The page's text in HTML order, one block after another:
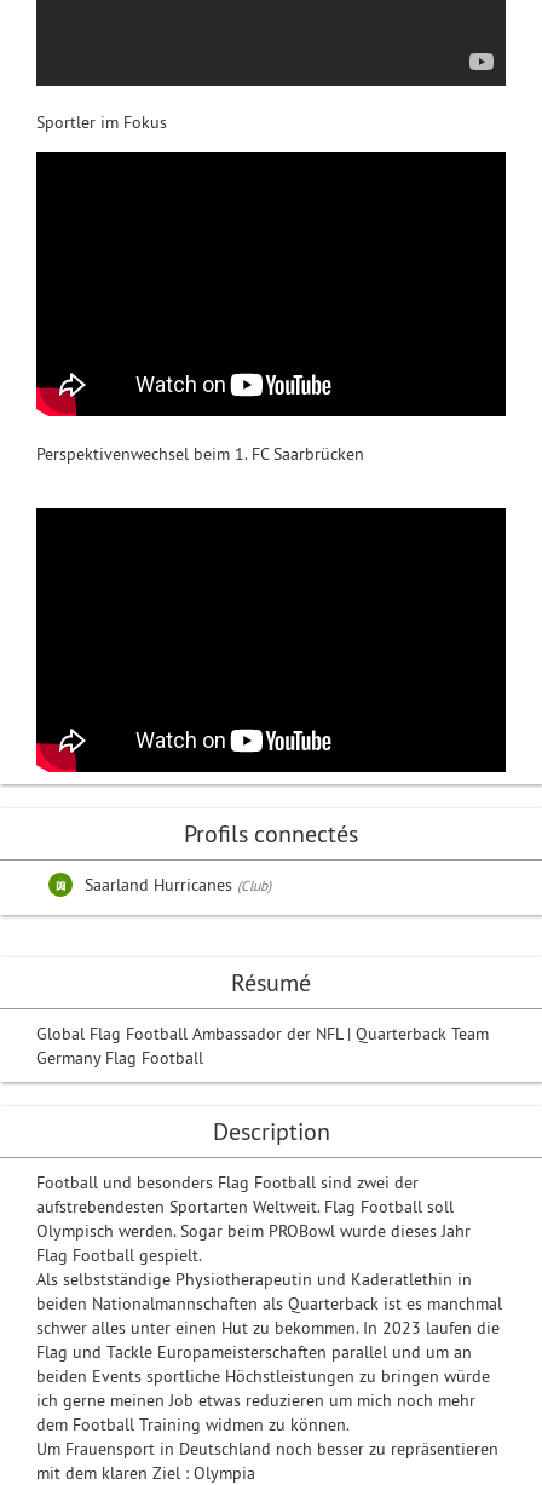
Résumé
Global Flag Football Ambassador der NFL | Quarterback Team
Germany Flag Football
Description
Football und besonders Flag Football sind zwei der
aufstrebendesten Sportarten Weltweit. Flag Football soll
Olympisch werden. Sogar beim PROBowl wurde dieses Jahr
Flag Football gespielt.
Als selbstständige Physiotherapeutin und Kaderatlethin in
beiden Nationalmannschaften als Quarterback ist es manchmal
schwer alles unter einen Hut zu bekommen. In 2023 laufen die
Flag und Tackle Europameisterschaften parallel und um an
beiden Events sportliche Höchstleistungen zu bringen würde
ich gerne meinen Job etwas reduzieren um mich noch mehr
dem Football Training widmen zu können.
Um Frauensport in Deutschland noch besser zu repräsentieren
mit dem klaren Ziel : Olympia
Sportler im Fokus
Perspektivenwechsel beim 1. FC Saarbrücken
Profils connectés
Saarland Hurricanes (Club)